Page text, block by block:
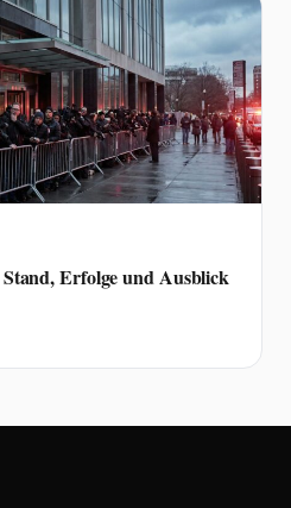
Erfolge und Ausblick